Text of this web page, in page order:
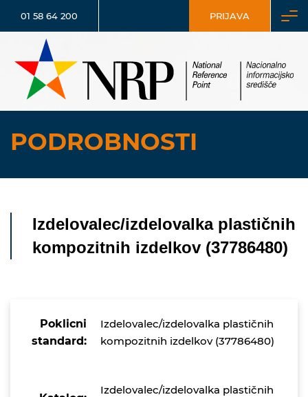
01 58 64 200 PRIJAVA
PODROBNOSTI
Izdelovalec/izdelovalka plastičnih
kompozitnih izdelkov (37786480)
Poklicni
standard:
Izdelovalec/izdelovalka plastičnih
kompozitnih izdelkov (37786480)
Izdelovalec/izdelovalka plastičnih